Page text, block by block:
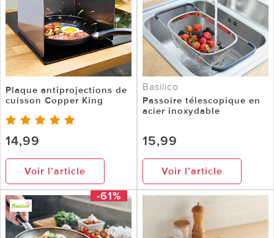
Plaque antiprojections de
cuisson Copper King
14,99
Voir l’article
Basilico
Passoire télescopique en
acier inoxydable
15,99
Voir l’article
-61%